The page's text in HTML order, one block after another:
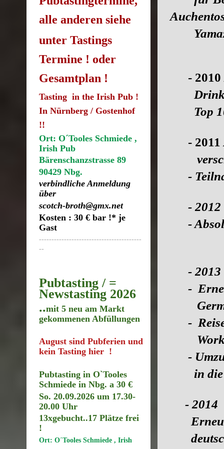
- 2010
Drinks
Top
- 2011
versch.
-
- 2012
-
- 2013
-
- Reise
-
in die
- 2014
alle anderen siehe
unter Tastings
Termine ! oder
Gesamtplan !
Tasting in the Irish Pub !
In Nürnberg / Gostenhof
!!
Ort: O´Tooles Schmiede ,
Irish Pub
Bärenschanzstrasse 89
90429 Nbg.
verbindliche Anmeldung
über
scotch-broth@gmx.net
Kosten : 30 € bar !* je
Gast
-----------------------------------------
--
Pubtasting / =
Newstasting 2026
..mit 5 neu am Markt
gekommenen Abfüllungen
August sind Pubferien und
kein Tasting hier !
Pubtasting in O`Tooles
Schmiede in Nbg. a 30 €
So. 20.09.2026 um 17.30-
20.00 Uhr
13xgebucht..17 Plätze frei
!
Ort: O´Tooles Schmiede , Irish